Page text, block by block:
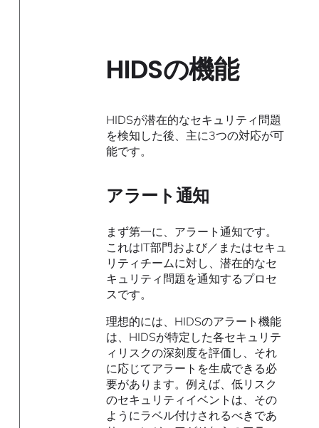
HIDSの機能
HIDSが潜在的なセキュリティ問題
を検知した後、主に3つの対応が可
能です。
アラート通知
まず第一に、アラート通知です。
これはIT部門および／またはセキュ
リティチームに対し、潜在的なセ
キュリティ問題を通知するプロセ
スです。
理想的には、HIDSのアラート機能
は、HIDSが特定した各セキュリテ
ィリスクの深刻度を評価し、それ
に応じてアラートを生成できる必
要があります。例えば、低リスク
のセキュリティイベントは、その
ようにラベル付けされるべきであ